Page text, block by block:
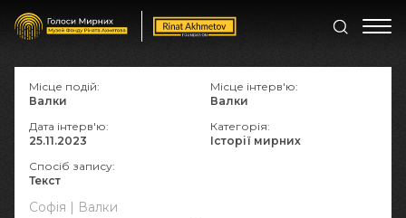
Софія | Валки
Місце подій:
Валки
Місце інтерв'ю:
Валки
Дата інтерв'ю:
25.11.2023
Категорія:
Історії мирних
Спосіб запису:
Текст